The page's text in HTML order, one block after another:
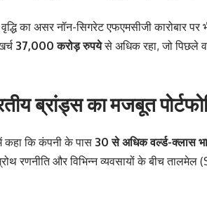
का असर नॉन-सिगरेट एफएमसीजी कारोबार
37,000 करोड़ रुपयेसे अधिक रहा, जो पिछले
ब्रांड्स का मजबूत
में कहा कि कंपनी के पास 30 से अधिक वर्ल्ड-क्लास
रणनीति और विभिन्न व्यवसायों के बीच